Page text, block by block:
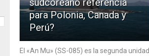
sudcoreano referencia
para Polonia, Canada y
Perú?
El «An Mu» (SS-085) es la segunda unidad